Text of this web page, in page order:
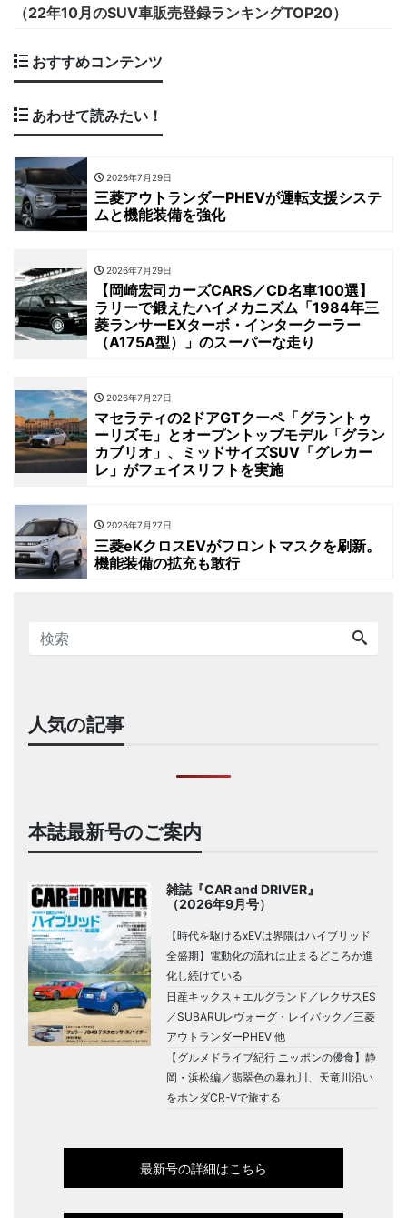
（22年10月のSUV車販売登録ランキングTOP20）
おすすめコンテンツ
あわせて読みたい！
2026年7月29日
三菱アウトランダーPHEVが運転支援システ
ムと機能装備を強化
2026年7月29日
【岡崎宏司カーズCARS／CD名車100選】
ラリーで鍛えたハイメカニズム「1984年三
菱ランサーEXターボ・インタークーラー
（A175A型）」のスーパーな走り
2026年7月27日
マセラティの2ドアGTクーペ「グラントゥ
ーリズモ」とオープントップモデル「グラン
カブリオ」、ミッドサイズSUV「グレカー
レ」がフェイスリフトを実施
2026年7月27日
三菱eKクロスEVがフロントマスクを刷新。
機能装備の拡充も敢行
人気の記事
本誌最新号のご案内
雑誌『CAR and DRIVER』
（2026年9月号）
【時代を駆けるxEVは界隈はハイブリッド
全盛期】電動化の流れは止まるどころか進
化し続けている
日産キックス＋エルグランド／レクサスES
／SUBARUレヴォーグ・レイバック／三菱
アウトランダーPHEV 他
【グルメドライブ紀行 ニッポンの優食】静
岡・浜松編／翡翠色の暴れ川、天竜川沿い
をホンダCR-Vで旅する
最新号の詳細はこちら